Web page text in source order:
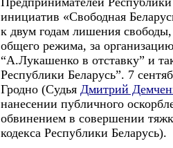
инициатив «Свободная
к двум годам лишения
общего режима, за
“А.Лукашенко в отставку” и
Республики Беларусь”. 7
Гродно (Судья Дмитрий
нанесении публичного
обвинением в совершении
кодекса Республики Беларусь).